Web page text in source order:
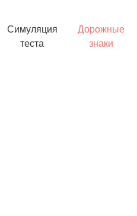
Симуляция
теста
Дорожные
знаки